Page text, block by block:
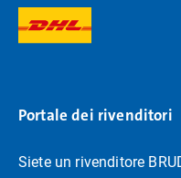
Portale dei rivenditori
Siete un rivenditore